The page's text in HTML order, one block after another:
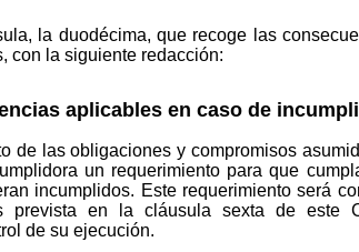
la duodécima, que recoge las
con la siguiente redacción:
aplicables en caso de
de las obligaciones y compromisos
un requerimiento para que
incumplidos. Este requerimiento será
prevista en la cláusula sexta de este
de su ejecución.